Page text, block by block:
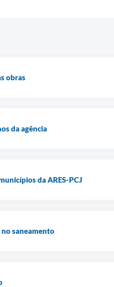
obras
da agência
da ARES-PCJ
saneamento